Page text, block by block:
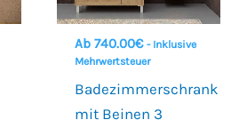
Ab 740.00€ - Inklusive
Mehrwertsteuer
Badezimmerschrank
mit Beinen 3